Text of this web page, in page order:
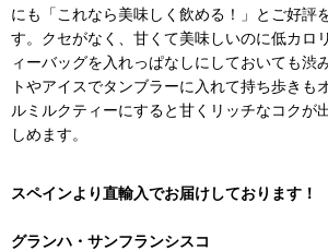
にも「これなら美味しく飲める！」とご好評
す。クセがなく、甘くて美味しいのに低カロ
ィーバッグを入れっぱなしにしておいても渋
トやアイスでタンブラーに入れて持ち歩きも
ルミルクティーにすると甘くリッチなコクが
しめます。
スペインより直輸入でお届けしております！
グランハ・サンフランシスコ